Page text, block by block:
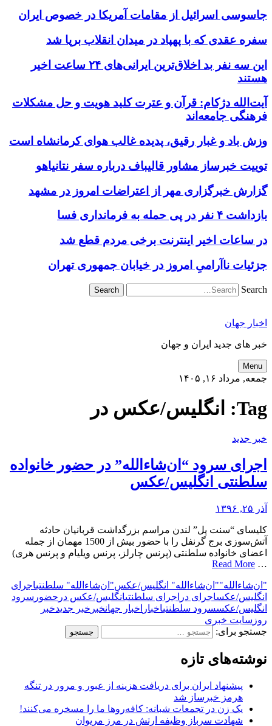
جاسوسی اسرائیل از مقامات آمریکا در خصوص ایران
سفره عقدی که با پهپاد در میدان انقلاب برپا شد
این سه نفر بد اخلاق‌ترین ایرانی‌های ۲۴ ساعت اخیر
هستند
آیت‌الله دژکام: قرآن و عترت کلید هویت و حل مشکلات
فرهنگی جامعه‌اند
وزش باد و غبار رقیق، پدیده غالب هوای کرمانشاه است
توییت خبرساز مشاور قالیباف درباره سفر نتانیاهو
گزارش خبرگزاری مهر از اعتراضات امروز در مشهد
بازداشت ۴ نفر در پی حمله به فرمانداری فسا
در ساعات اخیر اینترنت برخی مردم قطع شد
جزئیات ناآرامیِ امروز در خیابان جمهوری تهران
Search
اخبار جهان
خبر های جدید ایران و جهان
Menu
جمعه, مرداد ۱۶, ۱۴۰۵
Tag: انگلیس/عکس در
خبر جدید
اجرای سرود “ان‌شاءالله” در حضور خانواده
سلطنتی انگلیس/عکس
آذر ۲۵, ۱۳۹۶
کلیسای “سنت‌ پل” لندن مراسم بزرگداشت قربانیان حادثه
آتش‌سوزی برج گرنفل را با حضور بیش از 1500 مهمان از جمله
اعضای خانواده سلطنتی (پرنس چارلز، پرنس ویلیام و پرنس هری)
…
Read More
"ان‌شاءالله""ان‌شاءالله" انگلیس/عکس"ان‌شاءالله" سلطنتیاجرای
انگلیس/عکساجرای در اجرای سلطنتیانگلیس/عکس در حضور سرود
انگلیس/عکسسرود سلطنتیاخبار اخبار جهانخبر خبر جدیدخبر
روز سایت خبری
جستجو برای:
نوشته‌های تازه
پیشنهاد ایران برای دریافت هزینه از عبور و مرور در تنگه
هرمز خبرساز شد
یک زن در تجمعات شبانه: کافه‌روها ما را مسخره می‌کنند!
شهادت سرباز وظیفه ارتش در مرز مریوان